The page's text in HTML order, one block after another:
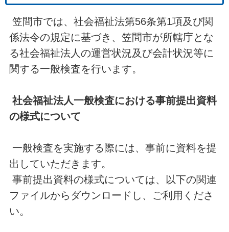
笠間市では、社会福祉法第56条第1項及び関
係法令の規定に基づき、笠間市が所轄庁とな
る社会福祉法人の運営状況及び会計状況等に
関する一般検査を行います。
社会福祉法人一般検査における事前提出資料
の様式について
一般検査を実施する際には、事前に資料を提
出していただきます。
事前提出資料の様式については、以下の関連
ファイルからダウンロードし、ご利用くださ
い。